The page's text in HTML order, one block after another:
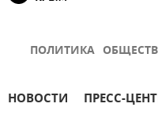
ПОЛИТИКА
НОВОСТИ ПРЕСС-